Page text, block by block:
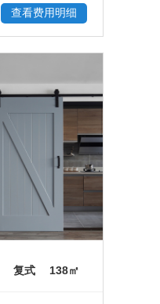
查看费用明细
复式 138㎡